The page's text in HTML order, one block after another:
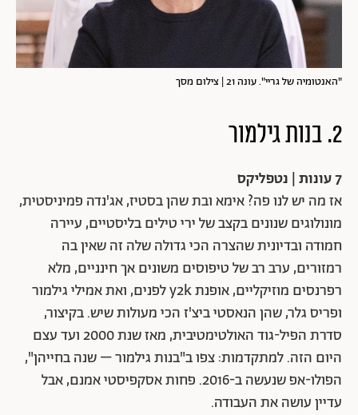
"האנטומיה של גריי". עונה 21 | צילום מסך
2. בנות גילמור
7 עונות | נטפליקס
אז מה יש לנו פה? אימא ובת שהן בסטיז, אג'נדה פמיניסטית,
מונולוגים שנונים בקצב של ירי טילים בליסטיים, עיירה
חמודה ובדיונית שהצרה הכי גדולה שלה זה שאין בה
רמזורים, ערב רב של טיפוסים משונים אך חינניים, מלא
רפרנסים מוזיקליים, אופנת y2k לפנים, ואת אמילי גילמור
ופריס גלר, שהן הנאסטי ביצ'ז הכי מעולות שיש. בקיצור,
סדרת הפיל-גוד האולטימטיבית, מאז שנת 2000 ועד עצם
היום הזה. למתקדמות: צפו ב"בנות גילמור – שנה בחייהן",
הפולו-אפ שנעשה ב-2016. פחות אסקפיסטי אמנם, אבל
עדיין עושה את העבודה.